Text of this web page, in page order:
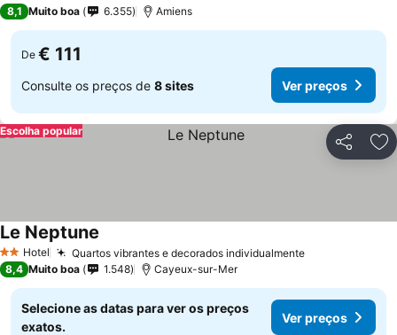
8,1 Muito boa 6.355 Amiens
De € 111
Consulte os preços de 8 sites Ver preços
Partilhar
Escolha popular
2 Estrelas
Hotel Quartos vibrantes e decorados individualmente
Le Neptune
8,4 Muito boa 1.548 Cayeux-sur-Mer
Selecione as datas para ver os preços
exatos.
Ver preços